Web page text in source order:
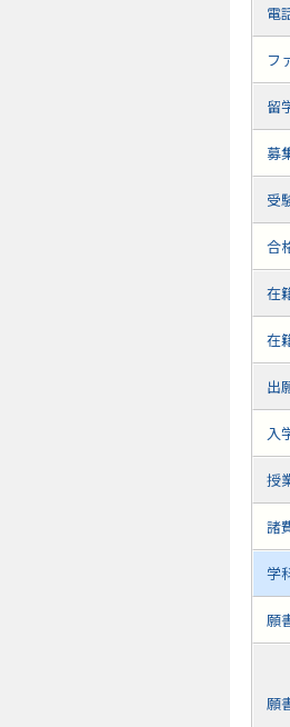
電
フ
留
募
受
合
在
在
出
入
授
諸
学
願
願